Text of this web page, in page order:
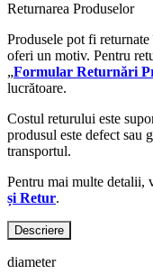
Returnarea Produselor
Produsele pot fi
oferi un motiv. Pentru
„Formular Returnări
lucrătoare.
Costul returului este
produsul este defect sau
transportul.
Pentru mai multe detalii,
și Retur.
Descriere
diameter